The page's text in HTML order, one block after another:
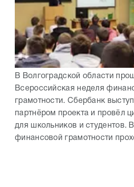
В Волгоградской области
Всероссийская неделя
грамотности. Сбербанк
партнёром проекта и провёл
для школьников и студентов.
финансовой грамотности